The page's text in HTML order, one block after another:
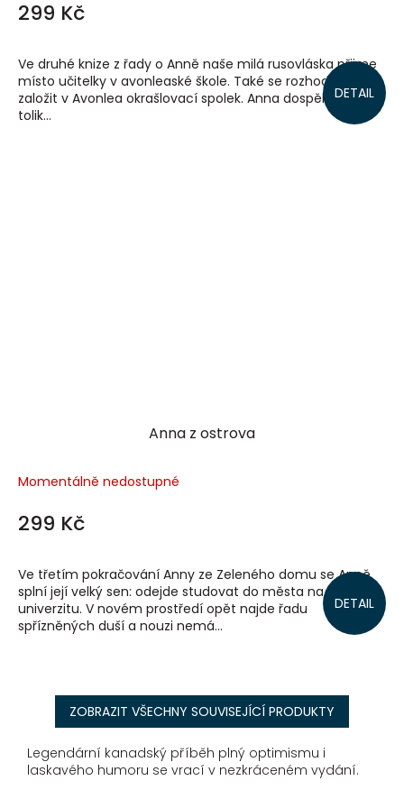
299 Kč
DETAIL
Ve druhé knize z řady o Anně naše milá rusovláska přijme
místo učitelky v avonleaské škole. Také se rozhodne
založit v Avonlea okrašlovací spolek. Anna dospěla, není už
tolik...
Anna z ostrova
Momentálně nedostupné
299 Kč
DETAIL
Ve třetím pokračování Anny ze Zeleného domu se Anně
splní její velký sen: odejde studovat do města na
univerzitu. V novém prostředí opět najde řadu
spřízněných duší a nouzi nemá...
ZOBRAZIT VŠECHNY SOUVISEJÍCÍ PRODUKTY
Legendární kanadský příběh plný optimismu i
laskavého humoru se vrací v nezkráceném vydání.